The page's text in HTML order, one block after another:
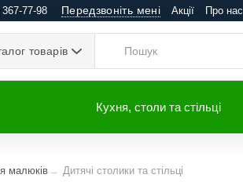
77-98 Передзвоніть мені Акції Про нас
товарів
Кухня, столи та стільці
малюків Дитячі столики та стільці